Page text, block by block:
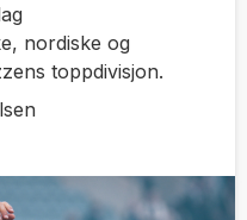
nordiske og
toppdivisjon.